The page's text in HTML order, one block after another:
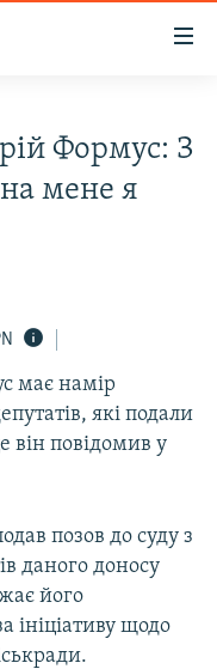
Формус: З
мене я
має намір
які подали
він повідомив у
позов до суду з
даного доносу
його
ініціативу щодо